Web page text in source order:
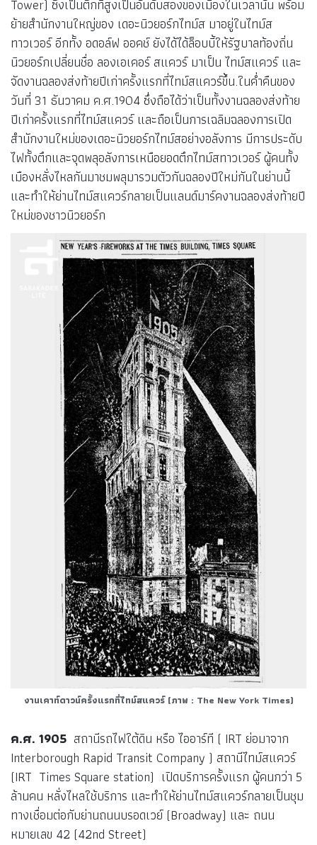
Tower) ซึ่งเป็นตึกที่สูงเป็นอันดับสองของเมืองในเวลานั้น พร้อม
ย้ายสำนักงานใหญ่ของ เดอะนิวยอร์กไทม์ส มาอยู่ในไทม์ส
ทาวเวอร์ อีกทั้ง อดอล์ฟ ออคช์ ยังได้ได้ล็อบบี้ให้รัฐบาลท้องถิ่น
นิวยอร์กเปลี่ยนชื่อ ลองเอเคอร์ สแควร์ มาเป็น ไทม์สแควร์ และ
จัดงานฉลองส่งท้ายปีเก่าครั้งแรกที่ไทม์สแควร์ขึ้น.ในค่ำคืนของ
วันที่ 31 ธันวาคม ค.ศ.1904 ซึ่งถือได้ว่าเป็นทั้งงานฉลองส่งท้าย
ปีเก่าครั้งแรกที่ไทม์สแควร์ และถือเป็นการเฉลิมฉลองการเปิด
สำนักงานใหม่ของเดอะนิวยอร์กไทม์สอย่างอลังการ มีการประดับ
ไฟทั้งตึกและจุดพลุอลังการเหนือยอดตึกไทม์สทาวเวอร์ ผู้คนทั้ง
เมืองหลั่งไหลกันมาชมพลุมารวมตัวกันฉลองปีใหม่กันในย่านนี้
และทำให้ย่านไทม์สแควร์กลายเป็นแลนด์มาร์คงานฉลองส่งท้ายปี
ใหม่ของชาวนิวยอร์ก
งานเคาท์ดาวน์ครั้งแรกที่ไทม์สแควร์ (ภาพ : The New York Times)
ค.ศ. 1905 สถานีรถไฟใต้ดิน หรือ ไออาร์ที ( IRT ย่อมาจาก
Interborough Rapid Transit Company ) สถานีไทม์สแควร์
(IRT Times Square station) เปิดบริการครั้งแรก ผู้คนกว่า 5
ล้านคน หลั่งไหลใช้บริการ และทำให้ย่านไทม์สแควร์กลายเป็นชุม
ทางเชื่อมต่อกับย่านถนนบรอดเวย์ (Broadway) และ ถนน
หมายเลข 42 (42nd Street)